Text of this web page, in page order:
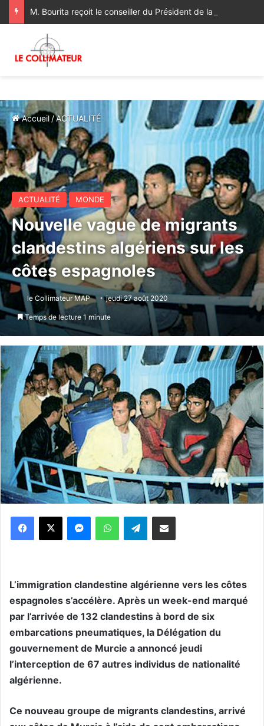
Accueil /ACTUALITÉ
ACTUALITÉ MONDE
Nouvelle vague de migrants
clandestins algériens sur les
côtes espagnoles
le Collimateur MAP jeudi 27 août 2020
Temps de lecture 1 minute
WhatsApp Telegram
L’immigration clandestine algérienne vers les côtes
espagnoles s’accélère. Après un week-end marqué
par l’arrivée de 132 clandestins à bord de six
embarcations pneumatiques, la Délégation du
gouvernement de Murcie a annoncé jeudi
l’interception de 67 autres individus de nationalité
algérienne.
Ce nouveau groupe de migrants clandestins, arrivé